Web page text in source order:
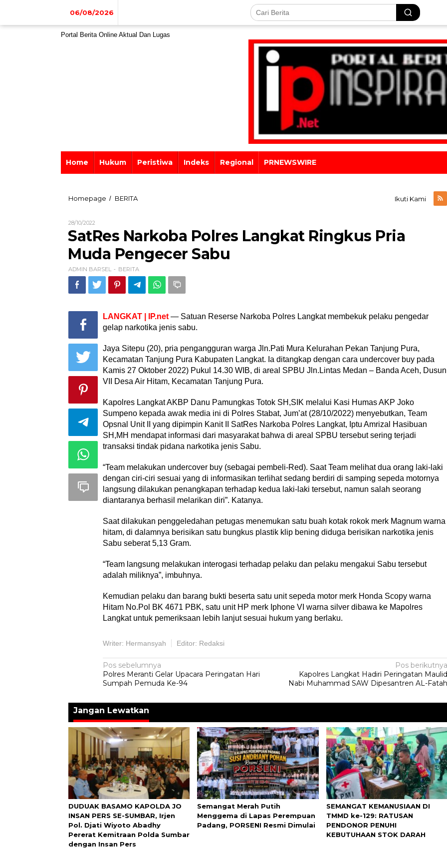
06/08/2026
Portal Berita Online Aktual Dan Lugas
Home Hukum Peristiwa Indeks Regional PRNEWSWIRE
Homepage / BERITASatRes
Ringkus
Pria
Muda
Pengecer
Sabu
Ikuti Kami
28/10/2022
ADMIN
BARSEL
SatRes Narkoba Polres Langkat Ringkus Pria
Muda Pengecer Sabu
ADMIN BARSEL - BERITA
LANGKAT | IP.net — Satuan Reserse Narkoba Polres Langkat membekuk pelaku pengedar
gelap narkotika jenis sabu.
Jaya Sitepu (20), pria pengangguran warga Jln.Pati Mura Kelurahan Pekan Tanjung Pura,
Kecamatan Tanjung Pura Kabupaten Langkat. Ia ditangkap dengan cara undercover buy pada
Kamis 27 Oktober 2022) Pukul 14.30 WIB, di areal SPBU Jln.Lintas Medan – Banda Aceh, Dusun
VII Desa Air Hitam, Kecamatan Tanjung Pura.
Kapolres Langkat AKBP Danu Pamungkas Totok SH,SIK melalui Kasi Humas AKP Joko
Sumpeno kepada awak media ini di Polres Stabat, Jum’at (28/10/2022) menyebutkan, Team
Opsnal Unit II yang dipimpin Kanit II SatRes Narkoba Polres Langkat, Iptu Amrizal Hasibuan
SH,MH mendapat informasi dari masyarakat bahwa di areal SPBU tersebut sering terjadi
transaksi tindak pidana narkotika jenis Sabu.
“Team melakukan undercover buy (sebagai pembeli-Red). Saat Team melihat dua orang laki-laki
dengan ciri-ciri sesuai yang di informasikan terlihat sedang berdiri di samping sepeda motornya
langsung dilakukan penangkapan terhadap kedua laki-laki tersebut, namun salah seorang
diantaranya berhasil melarikan diri”. Katanya.
Saat dilakukan penggeledahan petugas menemukan satu buah kotak rokok merk Magnum warna
hitam, di dalamnya berisikan satu bungkus plastik klip bening diduga berisikan narkotika jenis
Sabu seberat 5,13 Gram.
“Team langsung melakukan interogasi terhadap pelaku dan pelaku mengakui Sabu tersebut
adalah miliknya”, imbuhnya.
Kemudian pelaku dan barang bukti beserta satu unit sepeda motor merk Honda Scopy warna
Hitam No.Pol BK 4671 PBK, satu unit HP merk Iphone VI warna silver dibawa ke Mapolres
Langkat untuk pemeriksaan lebih lanjut sesuai hukum yang berlaku.
Writer: Hermansyah Editor: Redaksi
Navigasi
pos
Pos sebelumnya
Polres Meranti Gelar Upacara Peringatan Hari
Sumpah Pemuda Ke-94
Pos berikutnya
Kapolres Langkat Hadiri Peringatan Maulid
Nabi Muhammad SAW Dipesantren AL-Fatah
Jangan Lewatkan
DUDUAK BASAMO KAPOLDA JO
INSAN PERS SE-SUMBAR, Irjen
Pol. Djati Wiyoto Abadhy
Pererat Kemitraan Polda Sumbar
dengan Insan Pers
Semangat Merah Putih
Menggema di Lapas Perempuan
Padang, PORSENI Resmi Dimulai
SEMANGAT KEMANUSIAAN DI
TMMD ke-129: RATUSAN
PENDONOR PENUHI
KEBUTUHAAN STOK DARAH